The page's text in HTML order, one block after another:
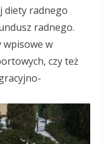
diety radnego
radnego.
wpisowe w
czy też